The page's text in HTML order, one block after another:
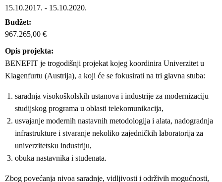
15.10.2017. - 15.10.2020.
Budžet
967.265,00 €
Opis projekta
BENEFIT je trogodišnji projekat kojeg koordinira Univerzitet u
Klagenfurtu (Austrija), a koji će se fokusirati na tri glavna stuba:
saradnja visokoškolskih ustanova i industrije za modernizaciju
studijskog programa u oblasti telekomunikacija,
usvajanje modernih nastavnih metodologija i alata, nadogradnja
infrastrukture i stvaranje nekoliko zajedničkih laboratorija za
univerzitetsku industriju,
obuka nastavnika i studenata.
Zbog povećanja nivoa saradnje, vidljivosti i održivih mogućnosti,